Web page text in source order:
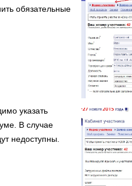
обязательные
указать
В случае
недоступны.